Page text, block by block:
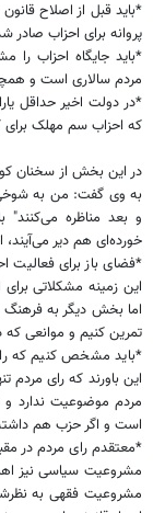
پروانه برای احزاب صادر شده
*باید جایگاه احزاب
مردم سالاری است و
*در دولت اخیر حداقل
که احزاب سم مهلک
در این بخش از سخنان
به وی گفت: من به شوخی
و بعد مناظره
خورده‌ای هم دیر
*فضای باز برای فعالیت
این زمینه مشکلاتی
اما بخش دیگر به فرهنگ
تمرین کنیم و موانعی
*باید مشخص کنیم که
این باورند که رای مردم
مردم موضوعیت ندارد و
است و اگر حزب هم
*معتقدم رای مردم در
مشروعیت سیاسی نیز
مشروعیت فقهی به